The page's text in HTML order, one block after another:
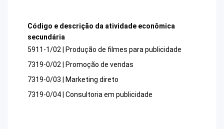
Código e descrição da atividade econômica
secundária
5911-1/02 | Produção de filmes para publicidade
7319-0/02 | Promoção de vendas
7319-0/03 | Marketing direto
7319-0/04 | Consultoria em publicidade